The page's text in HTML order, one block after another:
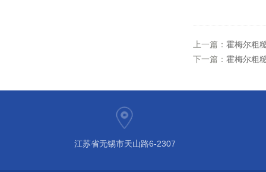
上一篇： 霍梅尔粗
下一篇： 霍梅尔粗
江苏省无锡市天山路6-2307